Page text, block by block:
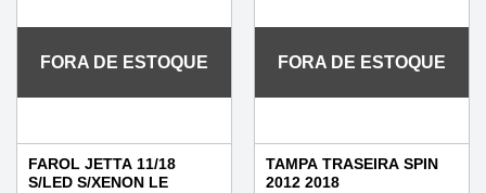
FORA DE ESTOQUE
FAROL JETTA 11/18
S/LED S/XENON LE
FORA DE ESTOQUE
TAMPA TRASEIRA SPIN
2012 2018